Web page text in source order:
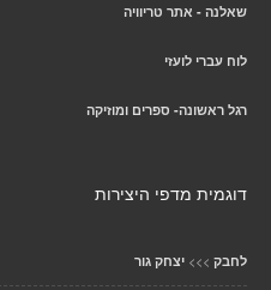
שאלנה - אתר טריוויה
לוח עברי לועזי
רגל ראשונה- ספרים ומוזיקה
דוגמית מדפי היצירות
לחבק >>> יצחק גור